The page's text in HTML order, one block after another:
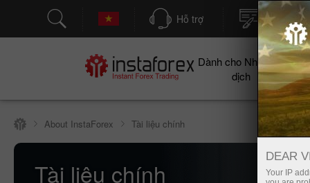
Hỗ trợ Mở tài
Dành cho Nhà giao
dịch
About InstaForex Tài liệu chính
Tài liệu chính
DEAR
Your IP